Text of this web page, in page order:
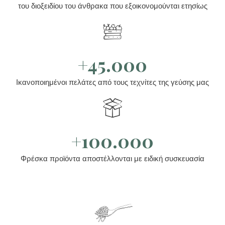
του διοξειδίου του άνθρακα που εξοικονομούνται ετησίως
+45.000
Ικανοποιημένοι πελάτες από τους τεχνίτες της γεύσης μας
+100.000
Φρέσκα προϊόντα αποστέλλονται με ειδική συσκευασία